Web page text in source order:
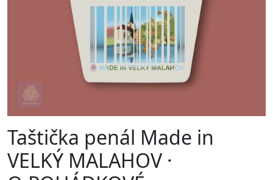
Taštička penál Made in
VELKÝ MALAHOV ·